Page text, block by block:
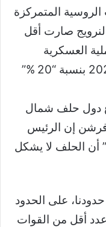
المتمركزة
صارت أقل
العسكرية
الروسية في أوكرانيا في فبراير 2022 بنسبة “20 %”
دول حلف شمال
إن الرئيس
أن الحلف لا يشكل
على الحدود
20 بالمئة أو عدد أقل من القوات